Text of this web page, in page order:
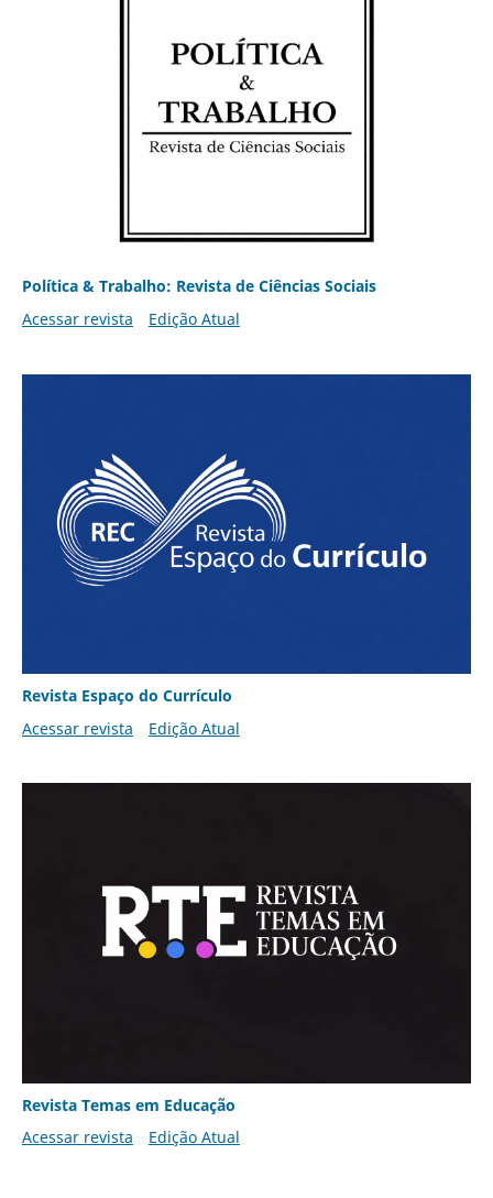
Política & Trabalho: Revista de Ciências Sociais
Acessar revista
Edição Atual
Revista Espaço do Currículo
Acessar revista
Edição Atual
Revista Temas em Educação
Acessar revista
Edição Atual